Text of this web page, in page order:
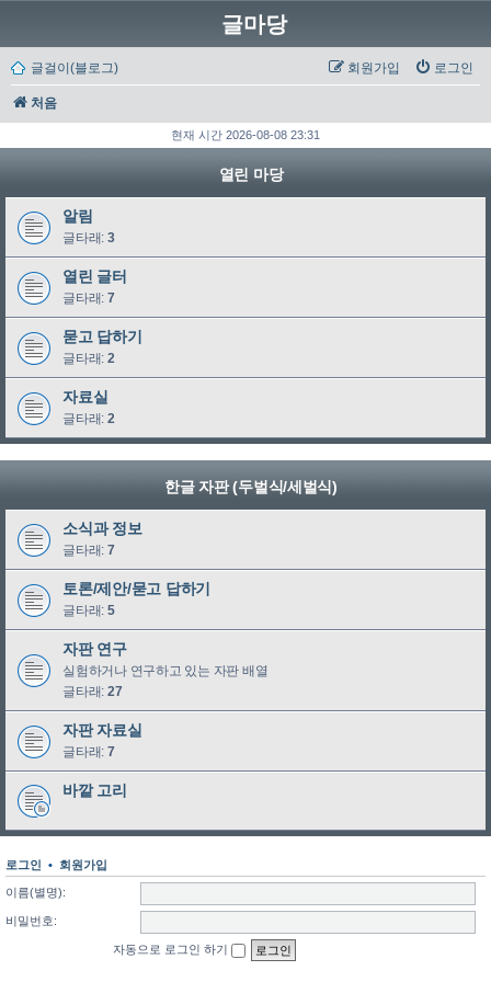
글마당
글걸이(블로그) 로그인
회원가입
처음
현재 시간 2026-08-08 23:31
열린 마당
알림
글타래: 3
열린 글터
글타래: 7
묻고 답하기
글타래: 2
자료실
글타래: 2
한글 자판 (두벌식/세벌식)
소식과 정보
글타래: 7
토론/제안/묻고 답하기
글타래: 5
자판 연구
실험하거나 연구하고 있는 자판 배열
글타래: 27
자판 자료실
글타래: 7
바깥 고리
로그인 • 회원가입
이름(별명):
비밀번호:
자동으로 로그인 하기